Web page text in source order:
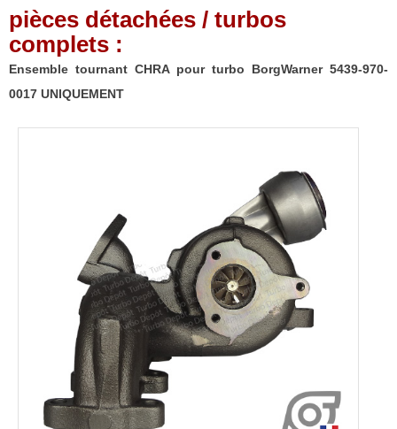
pièces détachées / turbos
complets :
Ensemble tournant CHRA pour turbo BorgWarner 5439-970-
0017 UNIQUEMENT